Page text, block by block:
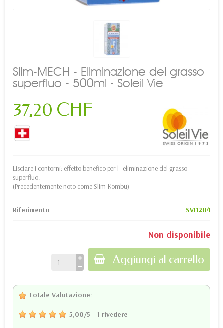
Slim-MECH - Eliminazione del grasso
superfluo - 500ml - Soleil Vie
37,20 CHF
Lisciare i contorni: effetto benefico per l ' eliminazione del grasso
superfluo.
(Precedentemente noto come Slim-Kombu)
Riferimento SVI1204
Non disponibile
Aggiungi al carrello
Totale Valutazione:
5,00/5 - 1 rivedere